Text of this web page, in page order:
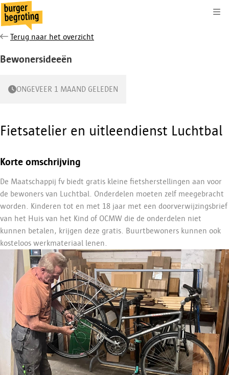
Terug naar het overzicht
Bewonersideeën
ONGEVEER 1 MAAND GELEDEN
Fietsatelier en uitleendienst Luchtbal
Korte omschrijving
De Maatschappij fv biedt gratis kleine fietsherstellingen aan voor
de bewoners van Luchtbal. Onderdelen moeten zelf meegebracht
worden. Kinderen tot en met 18 jaar met een doorverwijzingsbrief
van het Huis van het Kind of OCMW die de onderdelen niet
kunnen betalen, krijgen deze gratis. Buurtbewoners kunnen ook
kosteloos werkmateriaal lenen.